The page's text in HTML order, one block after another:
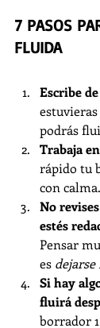
7 PASOS
FLUIDA
Escribe
podrás
Trabaja
rápido tu
con calma.
No
estés
Pensar
es
Si hay
fluirá
borrador